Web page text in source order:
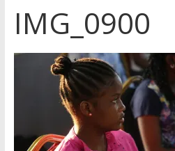
IMG_0900